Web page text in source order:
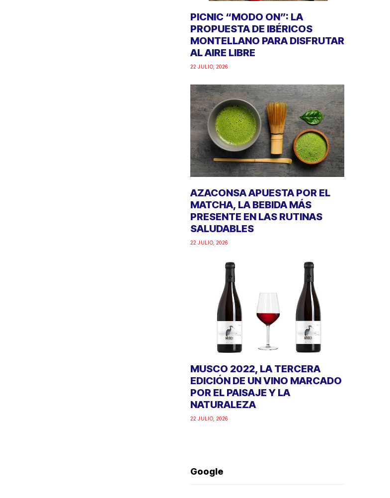
PICNIC “MODO ON”: LA
PROPUESTA DE IBÉRICOS
MONTELLANO PARA DISFRUTAR
AL AIRE LIBRE
22 JULIO, 2026
AZACONSA APUESTA POR EL
MATCHA, LA BEBIDA MÁS
PRESENTE EN LAS RUTINAS
SALUDABLES
22 JULIO, 2026
MUSCO 2022, LA TERCERA
EDICIÓN DE UN VINO MARCADO
POR EL PAISAJE Y LA
NATURALEZA
22 JULIO, 2026
Google